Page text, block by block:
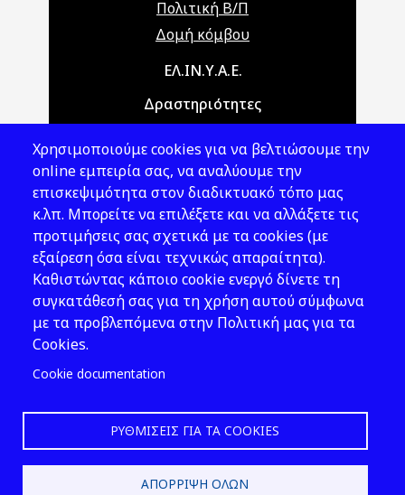
Πολιτική Β/Π
Δομή κόμβου
Main navigationΕΛ.ΙΝ.Υ.Α.Ε.
Δραστηριότητες
Νομοθεσία
Εκδόσεις
Νέα - Εκδηλώσεις
Ακολουθήστε μας
Χρησιμοποιούμε cookies για να βελτιώσουμε την
online εμπειρία σας, να αναλύουμε την
επισκεψιμότητα στον διαδικτυακό τόπο μας
κ.λπ. Μπορείτε να επιλέξετε και να αλλάξετε τις
προτιμήσεις σας σχετικά με τα cookies (με
εξαίρεση όσα είναι τεχνικώς απαραίτητα).
Καθιστώντας κάποιο cookie ενεργό δίνετε τη
συγκατάθεσή σας για τη χρήση αυτού σύμφωνα
με τα προβλεπόμενα στην Πολιτική μας για τα
Cookies.
Cookie documentation
ΡΥΘΜΊΣΕΙΣ ΓΙΑ ΤΑ COOKIES
ΑΠΌΡΡΙΨΗ ΌΛΩΝ
2026 © ΕΛ.ΙΝ.Υ.Α.Ε.